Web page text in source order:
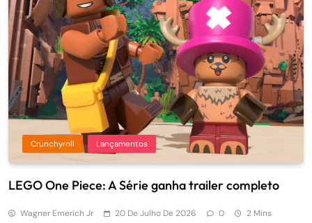
Crunchyroll Lançamentos
LEGO One Piece: A Série ganha trailer completo
Wagner Emerich Jr 20 De Julho De 2026 0 2 Mins